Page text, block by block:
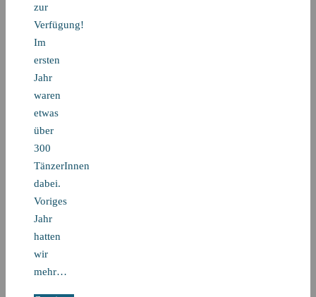
zur
Verfügung!
Im
ersten
Jahr
waren
etwas
über
300
TänzerInnen
dabei.
Voriges
Jahr
hatten
wir
mehr…